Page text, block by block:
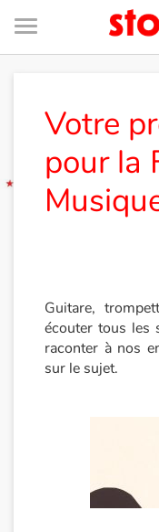
Je me connecte
Tester gratuitement
Bibliothèque
Accueil
Contes d'ici et d'ailleurs
Princesses et
Ogres, monstres et
Votre
pour la
Guitare,
écouter tous les
raconter à nos
sur le sujet.